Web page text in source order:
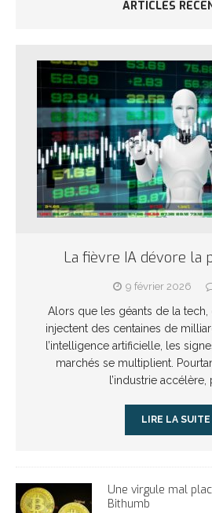
ARTICLES
La fièvre IA dévore la
9 février 2026
Alors que les géants de la tech,
injectent des centaines de
l’intelligence artificielle, les
marchés se multiplient.
l’industrie accélère,
LIRE LA SUITE
Une virgule mal
Bithumb